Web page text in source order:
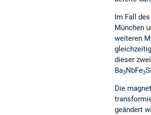
Im Fall
München
weiteren
dieser
Ba3NbFe3Si
Die
geändert